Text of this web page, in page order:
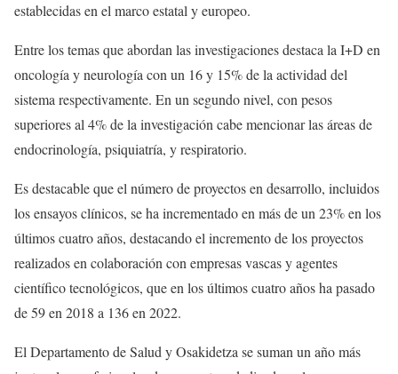
establecidas en el marco estatal y europeo.
Entre los temas que abordan las investigaciones destaca la I+D en
oncología y neurología con un 16 y 15% de la actividad del
sistema respectivamente. En un segundo nivel, con pesos
superiores al 4% de la investigación cabe mencionar las áreas de
endocrinología, psiquiatría, y respiratorio.
Es destacable que el número de proyectos en desarrollo, incluidos
los ensayos clínicos, se ha incrementado en más de un 23% en los
últimos cuatro años, destacando el incremento de los proyectos
realizados en colaboración con empresas vascas y agentes
científico tecnológicos, que en los últimos cuatro años ha pasado
de 59 en 2018 a 136 en 2022.
El Departamento de Salud y Osakidetza se suman un año más